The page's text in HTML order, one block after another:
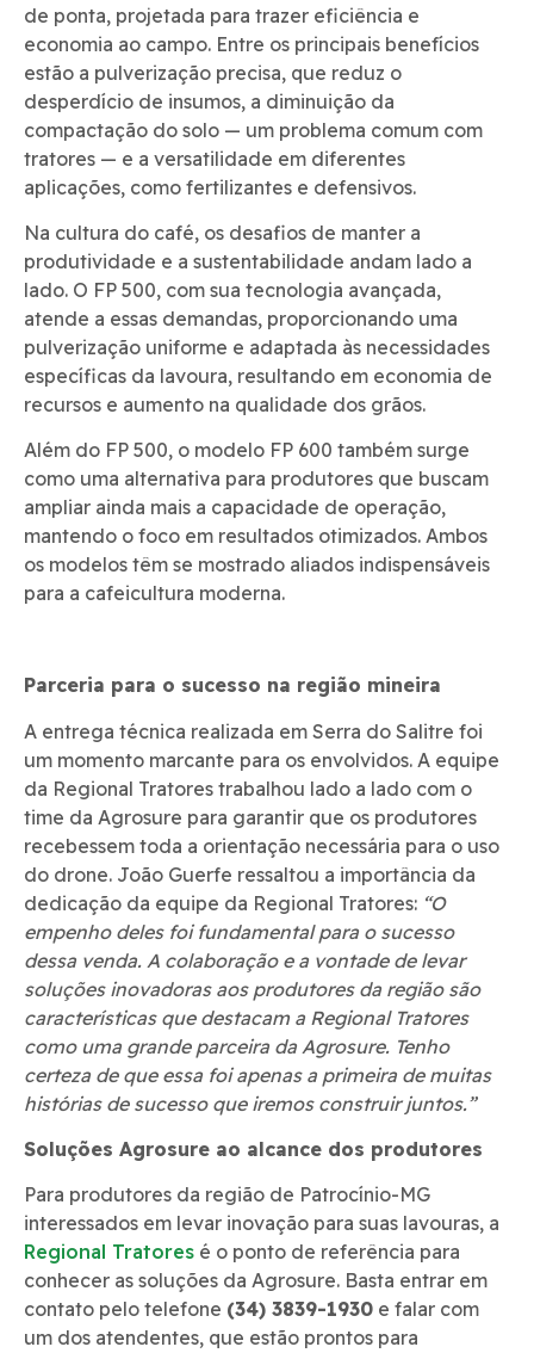
de ponta, projetada para trazer eficiência e
economia ao campo. Entre os principais benefícios
estão a pulverização precisa, que reduz o
desperdício de insumos, a diminuição da
compactação do solo — um problema comum com
tratores — e a versatilidade em diferentes
aplicações, como fertilizantes e defensivos.
Na cultura do café, os desafios de manter a
produtividade e a sustentabilidade andam lado a
lado. O FP 500, com sua tecnologia avançada,
atende a essas demandas, proporcionando uma
pulverização uniforme e adaptada às necessidades
específicas da lavoura, resultando em economia de
recursos e aumento na qualidade dos grãos.
Além do FP 500, o modelo FP 600 também surge
como uma alternativa para produtores que buscam
ampliar ainda mais a capacidade de operação,
mantendo o foco em resultados otimizados. Ambos
os modelos têm se mostrado aliados indispensáveis
para a cafeicultura moderna.
Parceria para o sucesso na região mineira
A entrega técnica realizada em Serra do Salitre foi
um momento marcante para os envolvidos. A equipe
da Regional Tratores trabalhou lado a lado com o
time da Agrosure para garantir que os produtores
recebessem toda a orientação necessária para o uso
do drone. João Guerfe ressaltou a importância da
dedicação da equipe da Regional Tratores: “O
empenho deles foi fundamental para o sucesso
dessa venda. A colaboração e a vontade de levar
soluções inovadoras aos produtores da região são
características que destacam a Regional Tratores
como uma grande parceira da Agrosure. Tenho
certeza de que essa foi apenas a primeira de muitas
histórias de sucesso que iremos construir juntos.”
Soluções Agrosure ao alcance dos produtores
Para produtores da região de Patrocínio-MG
interessados em levar inovação para suas lavouras, a
Regional Tratores é o ponto de referência para
conhecer as soluções da Agrosure. Basta entrar em
contato pelo telefone (34) 3839-1930 e falar com
um dos atendentes, que estão prontos para